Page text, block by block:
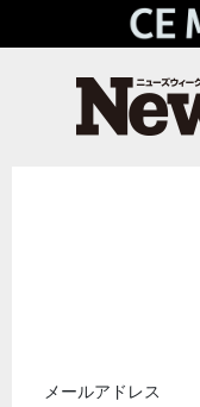
メールアドレス